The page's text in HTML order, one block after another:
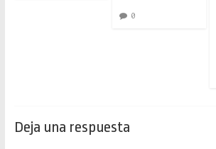
0
Deja una respuesta